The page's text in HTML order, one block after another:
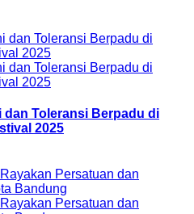
dan Toleransi Berpadu di
2025